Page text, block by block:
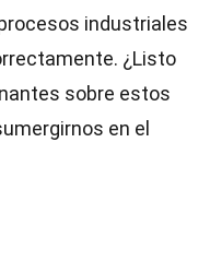
industriales
¿Listo
sobre estos
en el